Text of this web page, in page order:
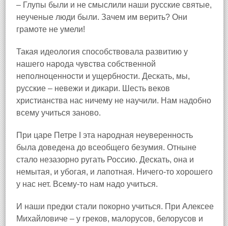
– Глупы были и не смыслили наши русские святые,
неученые люди были. Зачем им верить? Они
грамоте не умели!
Такая идеология способствовала развитию у
нашего народа чувства собственной
неполноценности и ущербности. Дескать, мы,
русские – невежи и дикари. Шесть веков
христианства нас ничему не научили. Нам надобно
всему учиться заново.
При царе Петре I эта народная неуверенность
была доведена до всеобщего безумия. Отныне
стало незазорно ругать Россию. Дескать, она и
немытая, и убогая, и лапотная. Ничего‑то хорошего
у нас нет. Всему‑то нам надо учиться.
И наши предки стали покорно учиться. При Алексее
Михайловиче – у греков, малорусов, белорусов и